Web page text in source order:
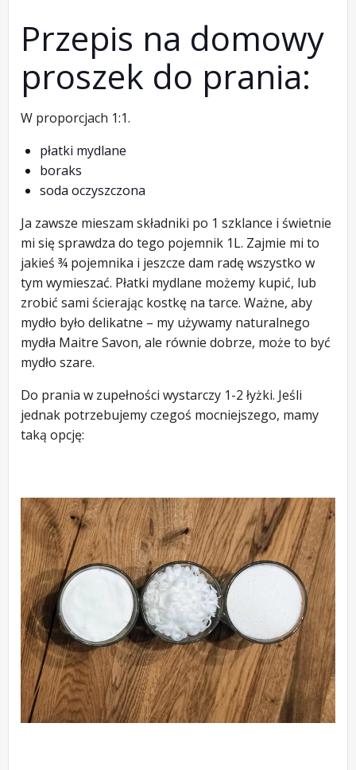
Przepis na domowy
proszek do prania:
W proporcjach 1:1.
płatki mydlane
boraks
soda oczyszczona
Ja zawsze mieszam składniki po 1 szklance i świetnie
mi się sprawdza do tego pojemnik 1L. Zajmie mi to
jakieś ¾ pojemnika i jeszcze dam radę wszystko w
tym wymieszać. Płatki mydlane możemy kupić, lub
zrobić sami ścierając kostkę na tarce. Ważne, aby
mydło było delikatne – my używamy naturalnego
mydła Maitre Savon, ale równie dobrze, może to być
mydło szare.
Do prania w zupełności wystarczy 1-2 łyżki. Jeśli
jednak potrzebujemy czegoś mocniejszego, mamy
taką opcję: